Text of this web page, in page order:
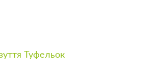
Туфельок